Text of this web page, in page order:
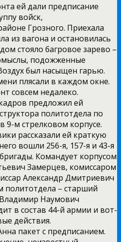
ей дали предписание
войск,
Грозного. Приехала
из вагона и остановилась
стояло багровое зарево –
подожженные
был насыщен гарью.
плясали в каждом окне.
совсем недалеко.
предложил ей
политотдела по
9-м стрелковом корпусе.
рассказали ей краткую
вошли 256-я, 157-я и 43-я
Командует корпусом
Замерцев, комиссаром
Александр Дмитриевич
политотдела – старший
Наумович
в состав 44-й армии и вот-
действия.
пакет с предписанием.